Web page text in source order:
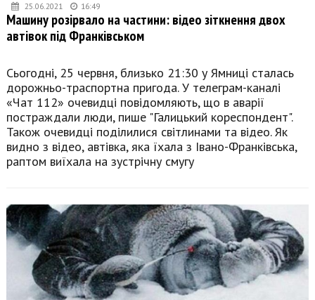
25.06.2021 16:49
Машину розірвало на частини: відео зіткнення двох
автівок під Франківськом
Сьогодні, 25 червня, близько 21:30 у Ямниці сталась
дорожньо-траспортна пригода. У телеграм-каналі
«Чат 112» очевидці повідомляють, що в аварії
постраждали люди, пише "Галицький кореспондент".
Також очевидці поділилися світлинами та відео. Як
видно з відео, автівка, яка їхала з Івано-Франківська,
раптом виїхала на зустрічну смугу